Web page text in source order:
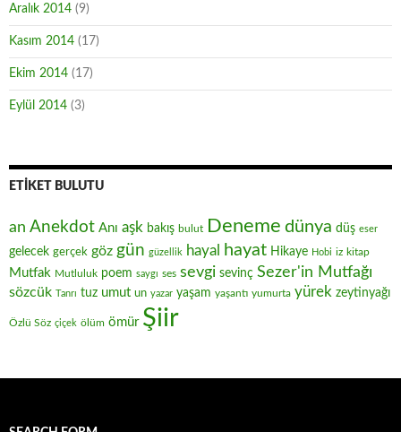
Aralık 2014 (9)
Kasım 2014 (17)
Ekim 2014 (17)
Eylül 2014 (3)
ETIKET BULUTU
an Anekdot Anı aşk bakış bulut Deneme dünya düş eser
gelecek gerçek göz gün güzellik hayal hayat Hikaye Hobi iz kitap
Mutfak Mutluluk poem saygı ses sevgi sevinç Sezer'in Mutfağı
sözcük Tanrı tuz umut un yazar yaşam yaşantı yumurta yürek zeytinyağı
Özlü Söz çiçek ölüm ömür Şiir